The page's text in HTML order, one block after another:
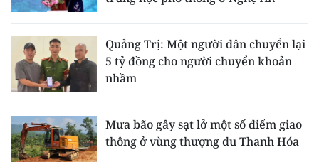
Quảng Trị: Một người dân chuyển lại
5 tỷ đồng cho người chuyển khoản
nhầm
Mưa bão gây sạt lở một số điểm giao
thông ở vùng thượng du Thanh Hóa